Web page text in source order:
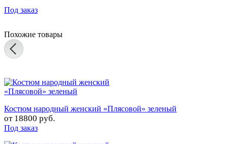
Под заказ
Похожие товары
Костюм народный женский «Плясовой» зеленый
от 18800 руб.
Под заказ